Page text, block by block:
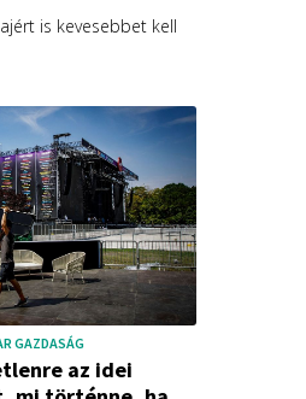
is kevesebbet kell
GAZDASÁG
az idei